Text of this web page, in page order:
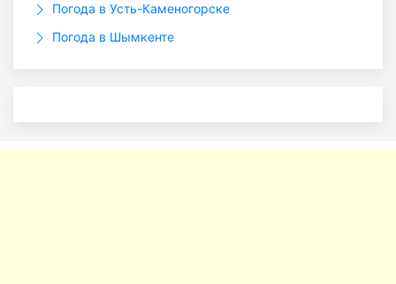
Погода в Усть-Каменогорске
Погода в Шымкенте